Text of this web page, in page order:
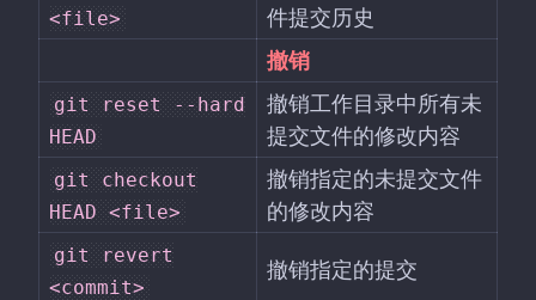
<file>
件提交历史
撤销
git reset --hard
HEAD
撤销工作目录中所有未
提交文件的修改内容
git checkout
HEAD <file>
撤销指定的未提交文件
的修改内容
git revert
<commit>
撤销指定的提交